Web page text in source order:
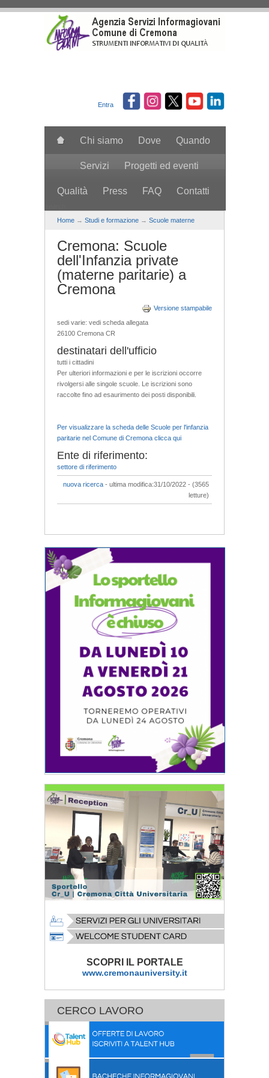
Entra
Chi siamo Dove Quando
Servizi Progetti ed eventi
Qualità Press FAQ Contatti
Home → Studi e formazione → Scuole materne
Cremona: Scuole
dell'Infanzia private
(materne paritarie) a
Cremona
Versione stampabile
sedi varie: vedi scheda allegata
26100 Cremona CR
destinatari dell'ufficio
tutti i cittadini
Per ulteriori informazioni e per le iscrizioni occorre
rivolgersi alle singole scuole. Le iscrizioni sono
raccolte fino ad esaurimento dei posti disponibili.
Per visualizzare la scheda delle Scuole per l'infanzia
paritarie nel Comune di Cremona clicca qui
Ente di riferimento:
settore di riferimento
nuova ricerca - ultima modifica:31/10/2022 - (3565
letture)
SCOPRI IL PORTALE
www.cremonauniversity.it
CERCO LAVORO